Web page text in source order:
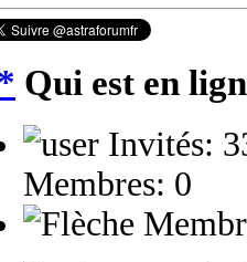
Qui est en
Invités:
Membres: 0